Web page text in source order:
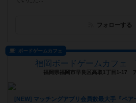
フォローする
ボードゲームカフェ
福岡ボードゲームカフェ
福岡県福岡市早良区高取1丁目1-17